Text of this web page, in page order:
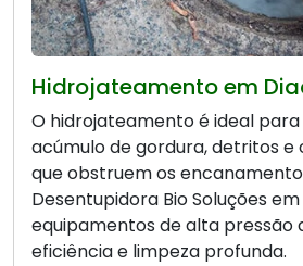
Hidrojateamento em
O hidrojateamento é ideal
acúmulo de gordura, detritos e
que obstruem os
Desentupidora Bio Soluções
equipamentos de alta pressão
eficiência e limpeza profunda.